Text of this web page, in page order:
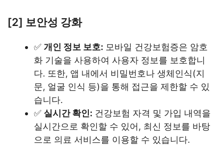
[2] 보안성 강화
✅ 개인 정보 보호: 모바일 건강보험증은 암호
화 기술을 사용하여 사용자 정보를 보호합니
다. 또한, 앱 내에서 비밀번호나 생체인식(지
문, 얼굴 인식 등)을 통해 접근을 제한할 수 있
습니다.
✅ 실시간 확인: 건강보험 자격 및 가입 내역을
실시간으로 확인할 수 있어, 최신 정보를 바탕
으로 의료 서비스를 이용할 수 있습니다.